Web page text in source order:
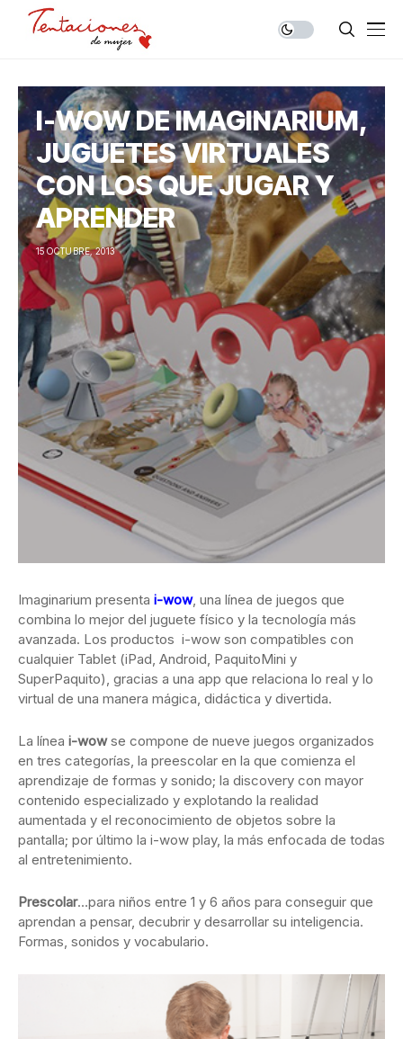
I-WOW DE IMAGINARIUM,
JUGUETES VIRTUALES
CON LOS QUE JUGAR Y
APRENDER
15 OCTUBRE, 2013
Imaginarium presenta i-wow, una línea de juegos que
combina lo mejor del juguete físico y la tecnología más
avanzada. Los productos i-wow son compatibles con
cualquier Tablet (iPad, Android, PaquitoMini y
SuperPaquito), gracias a una app que relaciona lo real y lo
virtual de una manera mágica, didáctica y divertida.
La línea i-wowse compone de nueve juegos organizados
en tres categorías, la preescolar en la que comienza el
aprendizaje de formas y sonido; la discovery con mayor
contenido especializado y explotando la realidad
aumentada y el reconocimiento de objetos sobre la
pantalla; por último la i-wow play, la más enfocada de todas
al entretenimiento.
Prescolar…para niños entre 1 y 6 años para conseguir que
aprendan a pensar, decubrir y desarrollar su inteligencia.
Formas, sonidos y vocabulario.